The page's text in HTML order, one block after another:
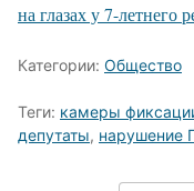
на глазах у 7-летнего
Категории: Общество
Теги: камеры
депутаты, нарушение